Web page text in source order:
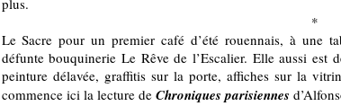
plus.
*
Le Sacre pour un premier café d’été rouennais, à une
défunte bouquinerie Le Rêve de l’Escalier. Elle aussi est
peinture délavée, graffitis sur la porte, affiches sur la
commence ici la lecture de Chroniques parisiennes